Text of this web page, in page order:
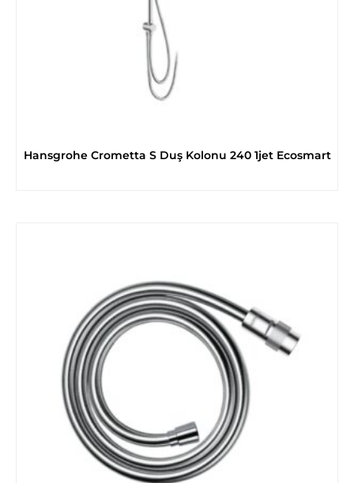
Hansgrohe Crometta S Duş Kolonu 240 1jet Ecosmart